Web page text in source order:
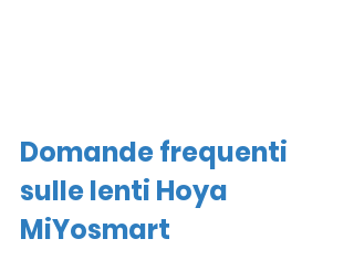
Domande frequenti
sulle lenti Hoya
MiYosmart